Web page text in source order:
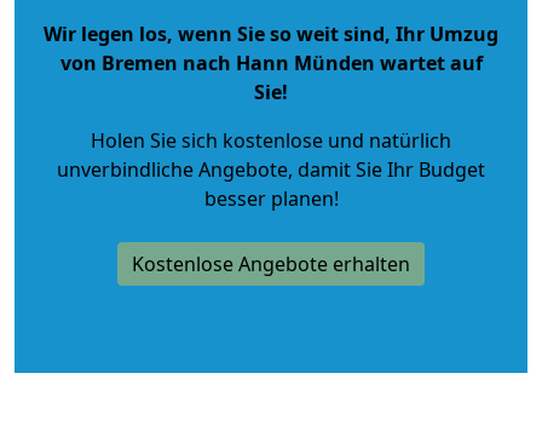
Wir legen los, wenn Sie so weit sind, Ihr Umzug
von Bremen nach Hann Münden wartet auf
Sie!
Holen Sie sich kostenlose und natürlich
unverbindliche Angebote, damit Sie Ihr Budget
besser planen!
Kostenlose Angebote erhalten